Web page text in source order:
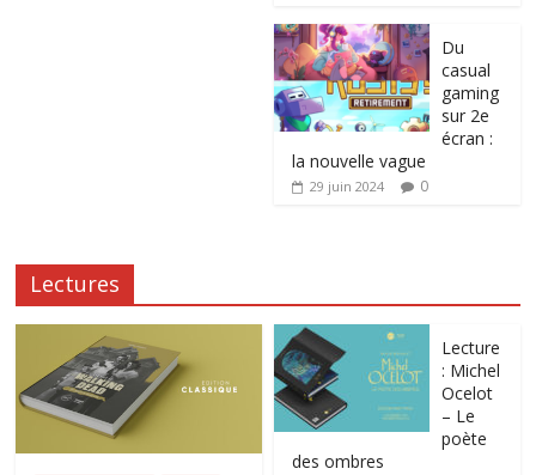
Du
casual
gaming
sur 2e
écran :
la nouvelle vague
29 juin 2024 0
Lectures
Lecture
: Michel
Ocelot
– Le
poète
des ombres